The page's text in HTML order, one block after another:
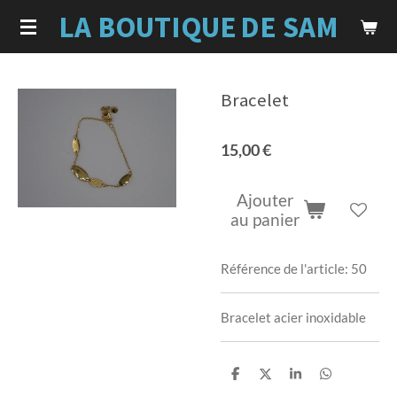
Passer
au
LA BOUTIQUE DE SAM
Bracelet
15,00 €
Ajouter
au panier
Référence de l'article: 50
Bracelet acier inoxidable
P
P
P
P